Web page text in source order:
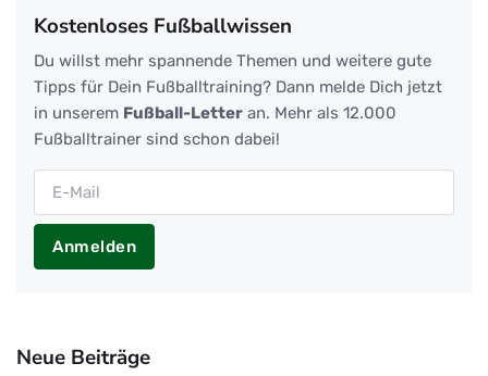
Kostenloses Fußballwissen
Du willst mehr spannende Themen und weitere gute
Tipps für Dein Fußballtraining? Dann melde Dich jetzt
in unserem Fußball-Letter an. Mehr als 12.000
Fußballtrainer sind schon dabei!
Anmelden
Neue Beiträge